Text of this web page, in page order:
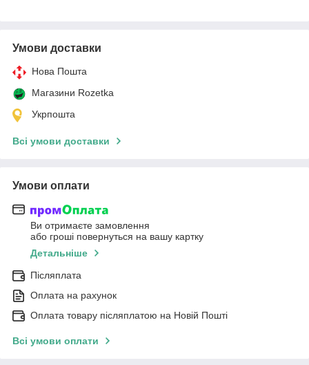
Умови доставки
Нова Пошта
Магазини Rozetka
Укрпошта
Всі умови доставки
Умови оплати
Ви отримаєте замовлення
або гроші повернуться на вашу картку
Детальніше
Післяплата
Оплата на рахунок
Оплата товару післяплатою на Новій Пошті
Всі умови оплати